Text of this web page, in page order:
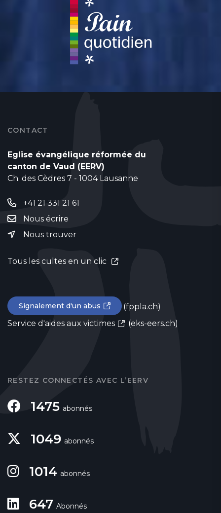
CONTACT
Eglise évangélique réformée du
canton de Vaud (EERV)
Ch. des Cèdres 7 - 1004 Lausanne
+41 21 331 21 61
Nous écrire
Nous trouver
Tous les cultes en un clic
Signalement d'un abus
(fppla.ch)
Service d'aides aux victimes
(eks-eers.ch)
RESTEZ CONNECTÉS AVEC L’EERV
1475 abonnés
1049 abonnés
1014 abonnés
647 Abonnés